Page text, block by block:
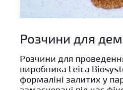
Розчини для
Розчини для
виробника Leica
формаліні залитих у